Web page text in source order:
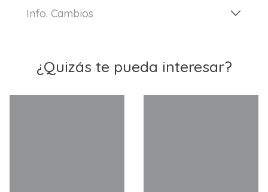
Info. Cambios
¿Quizás te pueda interesar?